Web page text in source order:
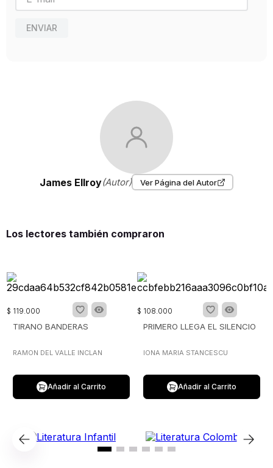
ENVIAR
James Ellroy(Autor) Ver Página del Autor
Los lectores también compraron
$ 119.000
TIRANO BANDERAS
RAMON DEL VALLE INCLAN
Añadir al Carrito
$ 108.000
PRIMERO LLEGA EL SILENCIO
IONA MARIA STANCESCU
Añadir al Carrito